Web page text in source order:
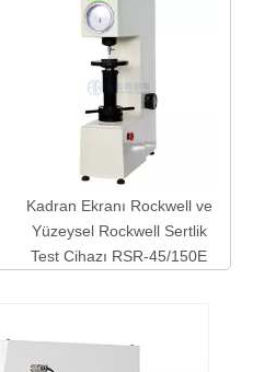
Kadran Ekranı Rockwell ve
Yüzeysel Rockwell Sertlik
Test Cihazı RSR-45/150E